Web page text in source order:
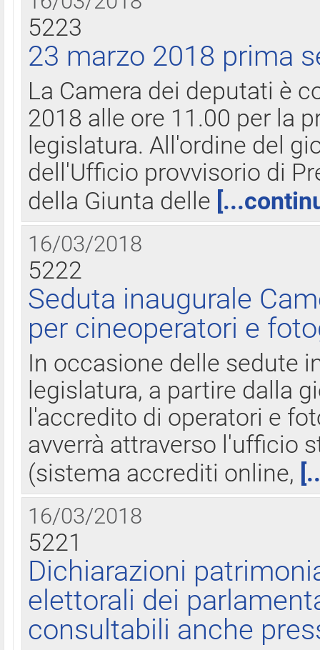
5223
23 marzo 2018 prima
La Camera dei deputati è
2018 alle ore 11.00 per la
legislatura. All'ordine del
dell'Ufficio provvisorio di
della Giunta delle
16/03/2018
5222
Seduta inaugurale
per cineoperatori e
In occasione delle sedute
legislatura, a partire dalla
l'accredito di operatori e
avverrà attraverso l'ufficio
(sistema accrediti online,
16/03/2018
5221
Dichiarazioni
elettorali dei
consultabili anche